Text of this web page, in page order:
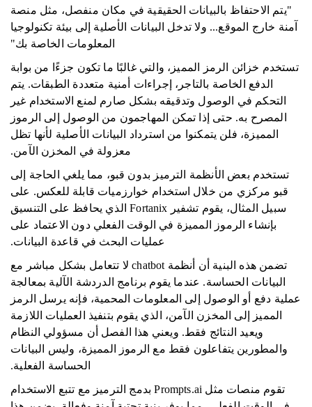
"يتم الاحتفاظ بالبيانات الحقيقية في مكان منفصل، مثل منصة
آمنة خارج الموقع... ولا تدخل البيانات الأصلية إلى بيئة تكنولوجيا
المعلومات الخاصة بك"
تستخدم خزائن الرمز المميز، والتي غالبًا ما تكون جزءًا من بوابة
الدفع الخاصة بالتاجر، إجراءات أمنية متعددة الطبقات. يتم
التحكم في الوصول وتدقيقه بشكل صارم لمنع الاستخدام غير
المصرح به. حتى إذا تمكن المهاجمون من الوصول إلى الرموز
المميزة، فلن يتمكنوا من استرداد البيانات الأصلية لأنها تظل
معزولة في المخزن الآمن.
تستخدم بعض الأنظمة الترميز بدون قبو، مما يلغي الحاجة إلى
قبو مركزي من خلال استخدام خوارزميات قابلة للعكس. على
سبيل المثال، يقوم تشفير Fortanix الذي يحافظ على التنسيق
بإنشاء الرموز المميزة في الوقت الفعلي دون الاعتماد على
عمليات البحث في قاعدة البيانات.
تضمن هذه البنية أن أنظمة chatbot لا تتعامل بشكل مباشر مع
البيانات الحساسة. عندما يقوم برنامج الدردشة الآلية بمعالجة
عملية دفع أو الوصول إلى المعلومات المحمية، فإنه يرسل الرمز
المميز إلى المخزن الآمن، الذي يقوم بتنفيذ العمليات اللازمة
ويعيد النتائج فقط. ويعني هذا الفصل أن مسؤولي النظام
والمطورين يتفاعلون فقط مع الرموز المميزة، وليس البيانات
الحساسة الفعلية.
تقوم منصات مثل Prompts.ai بدمج الترميز مع تتبع الاستخدام